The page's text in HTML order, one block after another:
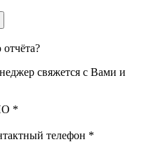
свяжется с Вами и
*
телефон *